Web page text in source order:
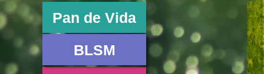
Pan de Vida
BLSM